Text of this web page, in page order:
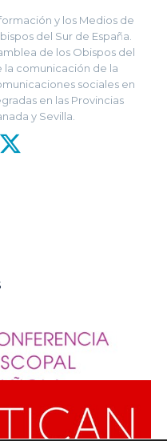
y los Medios de
del Sur de España.
de los Obispos del
la comunicación de la
sociales en
en las Provincias
y Sevilla.